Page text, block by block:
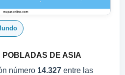
POBLADAS DE ASIA
número 14.327 entre las